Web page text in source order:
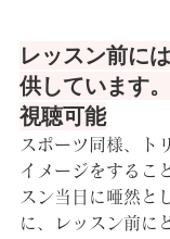
レッスン前に
供しています
視聴可能
スポーツ同様、ト
イメージをするこ
スン当日に唖然と
に、レッスン前に